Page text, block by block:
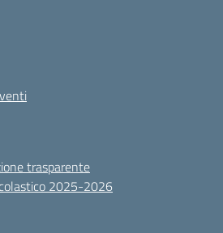
trasparente
2025-2026